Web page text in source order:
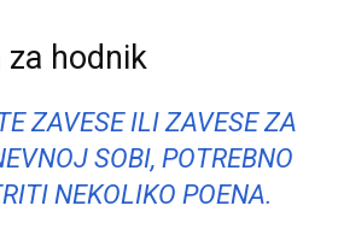
za hodnik
ZAVESE ILI ZAVESE ZA
SOBI, POTREBNO
NEKOLIKO POENA.